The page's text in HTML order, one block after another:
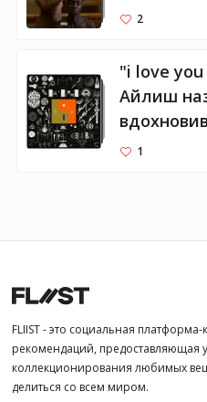
2
"i love
Айлиш
альбом
1
FLIIST - это социальная платформа-
рекомендаций, предоставляющая
коллекционирования любимых
делиться со всем миром.